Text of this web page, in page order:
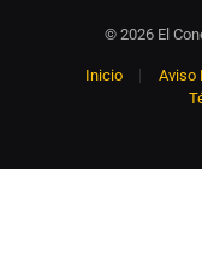
© 2026 El
Inicio Aviso